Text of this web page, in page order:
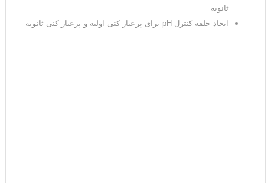
ثانویه
ایجاد حلقه کنترل pH برای پرعیار کنی اولیه و پرعیار کنی ثانویه